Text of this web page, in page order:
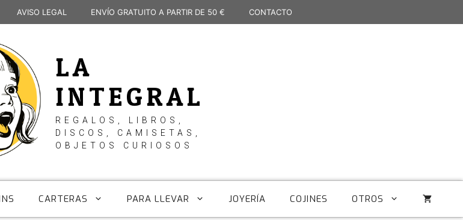
AVISO LEGAL ENVÍO GRATUITO A PARTIR DE 50 € CONTACTO
LA
INTEGRAL
REGALOS, LIBROS,
DISCOS, CAMISETAS,
OBJETOS CURIOSOS
CARTERAS PARA LLEVAR JOYERÍA COJINES OTROS